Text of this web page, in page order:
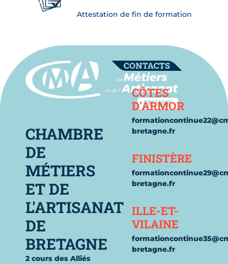
Attestation de fin de formation
CHAMBRE
DE
MÉTIERS
ET DE
L'ARTISANAT
DE
BRETAGNE
2 cours des Alliés
Contact
CÔTES
D'ARMOR
bretagne.fr
FINISTÈRE
bretagne.fr
ILLE-ET-
VILAINE
bretagne.fr